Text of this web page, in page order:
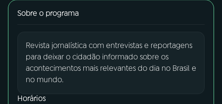
04PROGRAMAS
Sobre o programa
Revista jornalística com entrevistas e reportagens
para deixar o cidadão informado sobre os
acontecimentos mais relevantes do dia no Brasil e
no mundo.
Horários